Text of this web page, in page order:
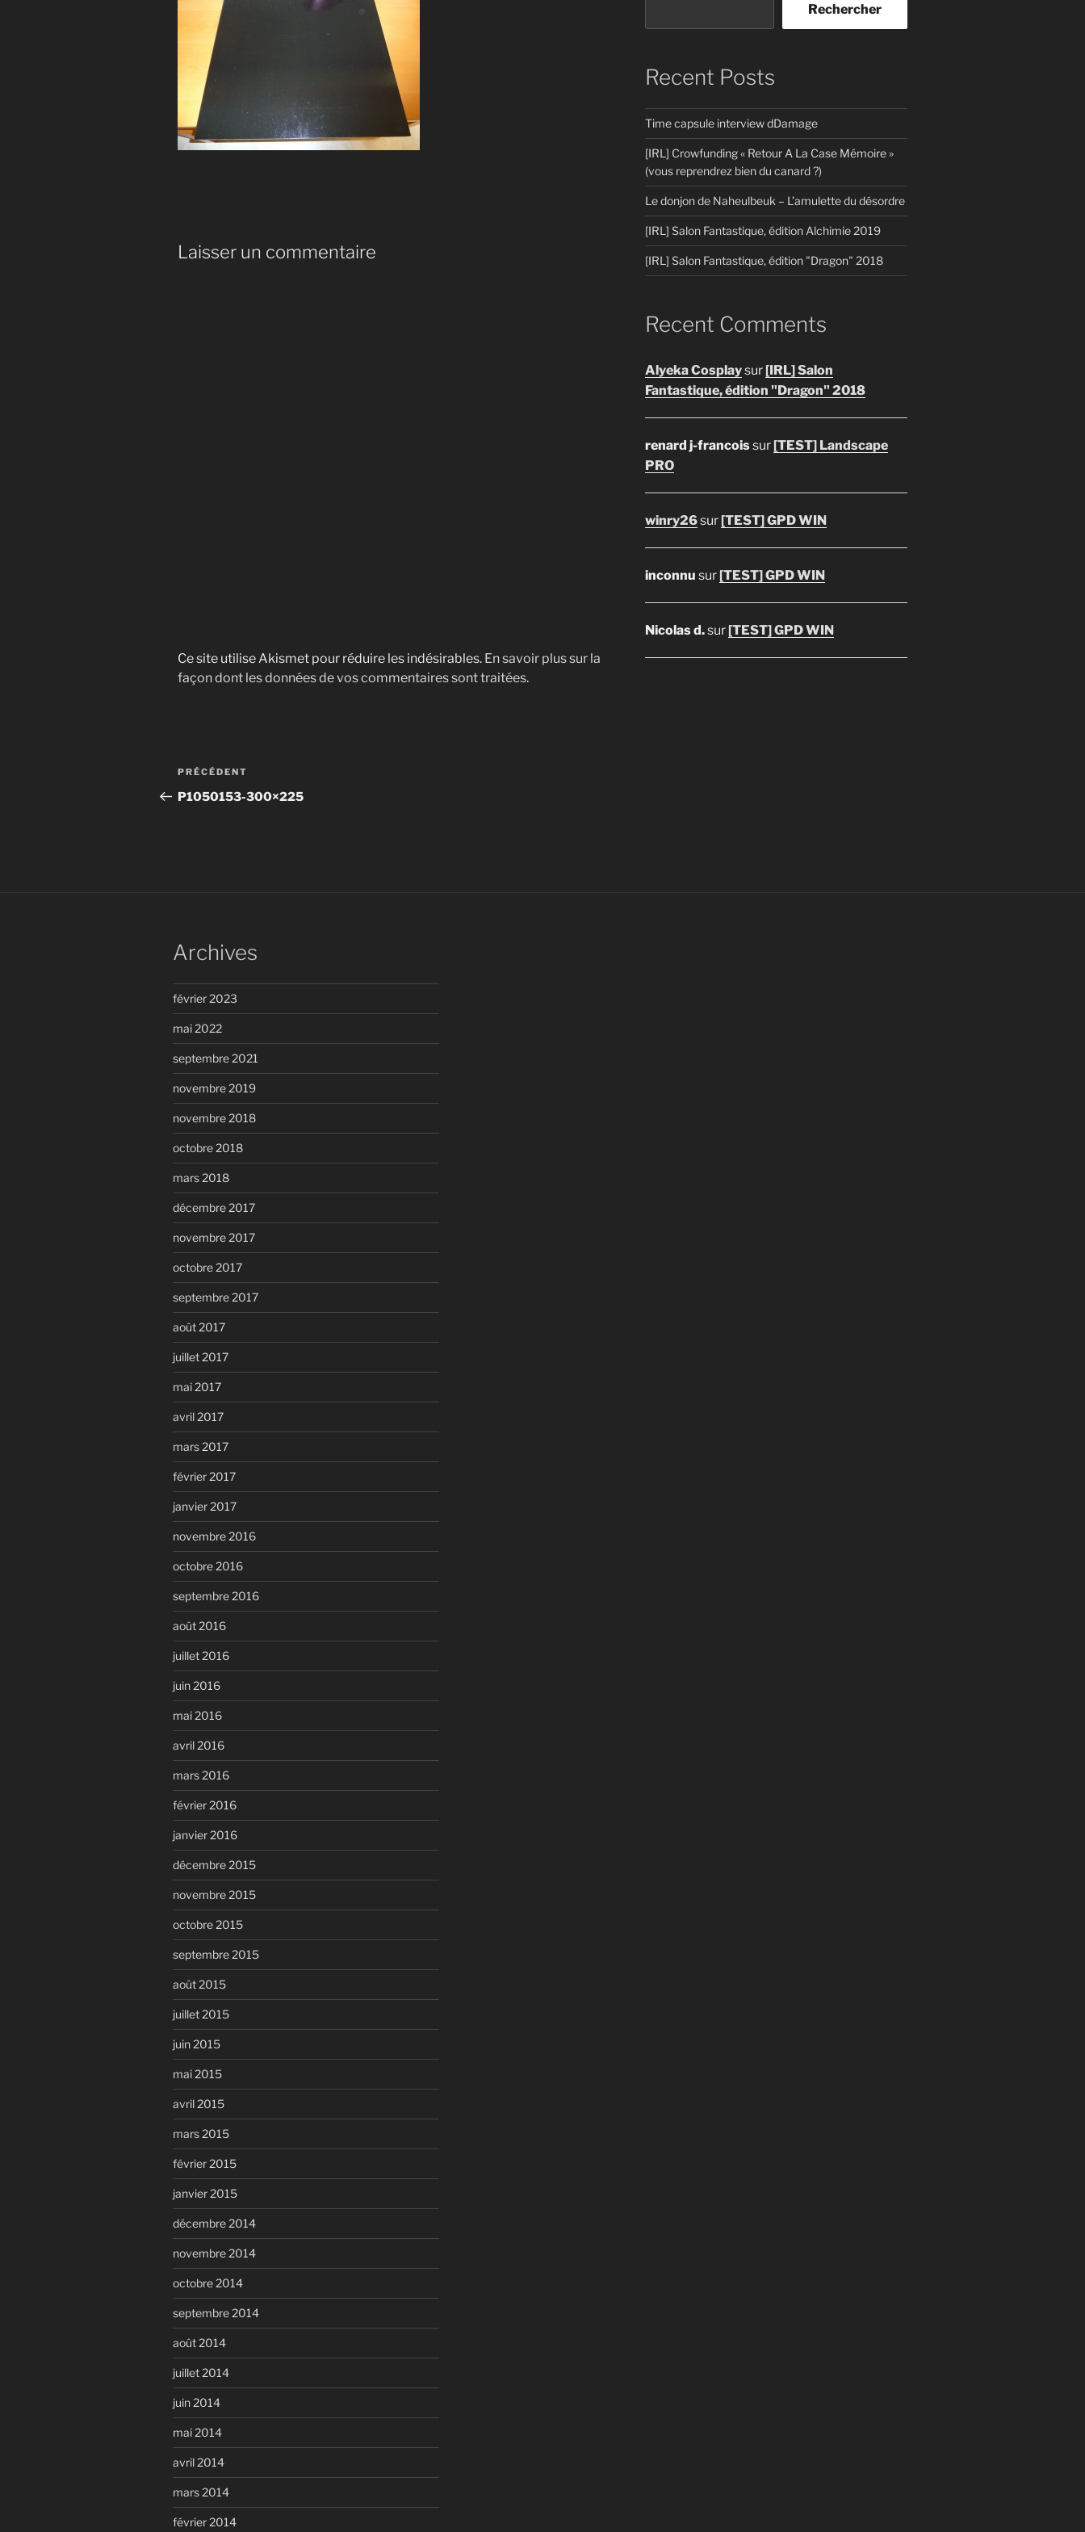
Laisser un commentaire
Ce site utilise Akismet pour réduire les indésirables. En savoir plus sur la
façon dont les données de vos commentaires sont traitées.
Navigation
de
Article
précédent
PRÉCÉDENT
P1050153-300×225
Rechercher
Recent Posts
Time capsule interview dDamage
[IRL] Crowfunding « Retour A La Case Mémoire »
(vous reprendrez bien du canard ?)
Le donjon de Naheulbeuk – L’amulette du désordre
[IRL] Salon Fantastique, édition Alchimie 2019
[IRL] Salon Fantastique, édition "Dragon" 2018
Recent Comments
Alyeka Cosplaysur [IRL] Salon
Fantastique, édition "Dragon" 2018
renard j-francoissur [TEST] Landscape
PRO
winry26sur [TEST] GPD WIN
inconnu sur [TEST] GPD WIN
Nicolas d.sur [TEST] GPD WIN
Archives
février 2023
mai 2022
septembre 2021
novembre 2019
novembre 2018
octobre 2018
mars 2018
décembre 2017
novembre 2017
octobre 2017
septembre 2017
août 2017
juillet 2017
mai 2017
avril 2017
mars 2017
février 2017
janvier 2017
novembre 2016
octobre 2016
septembre 2016
août 2016
juillet 2016
juin 2016
mai 2016
avril 2016
mars 2016
février 2016
janvier 2016
décembre 2015
novembre 2015
octobre 2015
septembre 2015
août 2015
juillet 2015
juin 2015
mai 2015
avril 2015
mars 2015
février 2015
janvier 2015
décembre 2014
novembre 2014
octobre 2014
septembre 2014
août 2014
juillet 2014
juin 2014
mai 2014
avril 2014
mars 2014
février 2014